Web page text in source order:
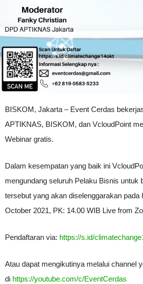
BISKOM, Jakarta – Event Cerdas
APTIKNAS, BISKOM, dan VcloudPoint
Webinar gratis.
Dalam kesempatan yang baik ini
mengundang seluruh Pelaku Bisnis untuk
tersebut yang akan diselenggarakan pada
October 2021, PK: 14.00 WIB Live from
Pendaftaran via: https://s.id/
Atau dapat mengikutinya melalui channel
di https://youtube.com/c/EventCerdas